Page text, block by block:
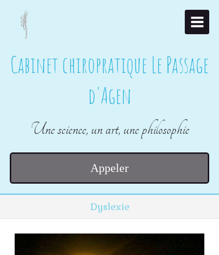
Cabinet chiropratique Le Passage
d'Agen
Une science, un art, une philosophie
Appeler
Dyslexie